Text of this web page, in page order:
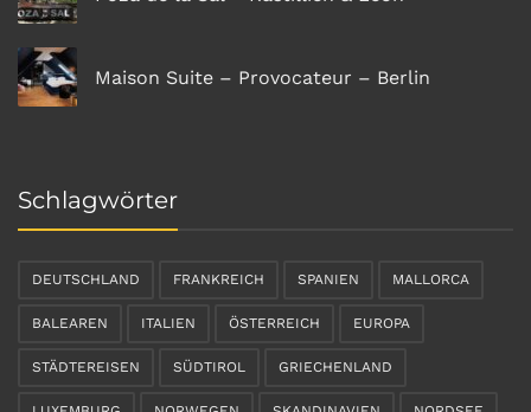
Maison Suite – Provocateur – Berlin
Schlagwörter
DEUTSCHLAND FRANKREICH SPANIEN MALLORCA
BALEAREN ITALIEN ÖSTERREICH EUROPA
STÄDTEREISEN SÜDTIROL GRIECHENLAND